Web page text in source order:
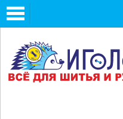
Toggle
navigation